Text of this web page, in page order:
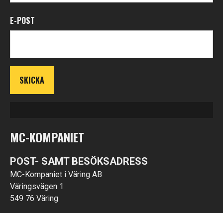
E-POST
MC-KOMPANIET
POST- SAMT BESÖKSADRESS
MC-Kompaniet i Väring AB
Väringsvägen 1
549 76 Väring